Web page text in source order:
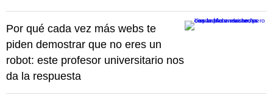
Por qué cada vez más webs te
piden demostrar que no eres un
robot: este profesor universitario nos
da la respuesta